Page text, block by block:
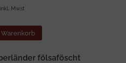
inkl. Mwst
Warenkorb
fölsaföscht